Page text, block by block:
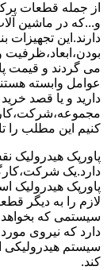
از جمله قطعات
و...که در ماشین
دارند.این تجهیزات
می گردند و قیمت
عوامل وابسته
دارید و یا قصد
کنیم این مطلب را تا
پاورپک هیدرولیک
دارد.یک
پاورپک هیدرولیک
لازم را به دیگر
سیستمی که بخواهد
دارد که نیروی
سیستم هیدرولیکی
کند.